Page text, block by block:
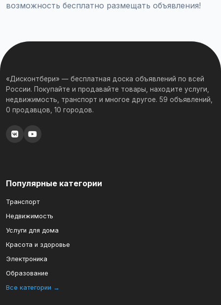
возможность бесплатно размещать объявления!
«Дисконтбери» — бесплатная доска объявлений по всей
России. Покупайте и продавайте товары, находите услуги,
недвижимость, транспорт и многое другое. 59 объявлений,
0 продавцов, 10 городов.
Популярные категории
Транспорт
Недвижимость
Услуги для дома
Красота и здоровье
Электроника
Образование
Все категории →